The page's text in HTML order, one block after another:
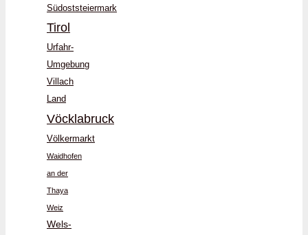
Südoststeiermark
Tirol
Urfahr-
Umgebung
Villach
Land
Vöcklabruck
Völkermarkt
Waidhofen
an der
Thaya
Weiz
Wels-